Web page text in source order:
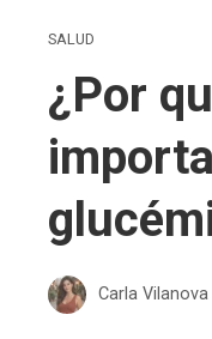
SALUD
¿Por
Carla Vilanova